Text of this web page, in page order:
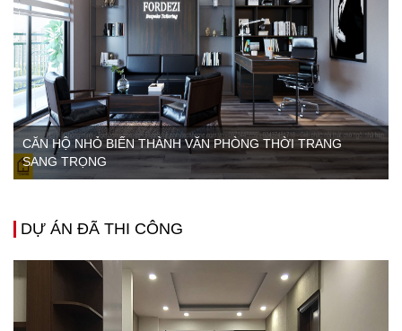
CĂN HỘ NHỎ BIẾN THÀNH VĂN PHÒNG THỜI TRANG
SANG TRỌNG
DỰ ÁN ĐÃ THI CÔNG